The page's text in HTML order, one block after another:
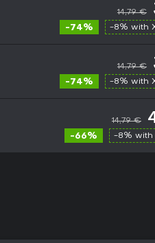
14,79 €
-74% -8% with
14,79 €
-74% -8% with
14,79 €
-66% -8% with